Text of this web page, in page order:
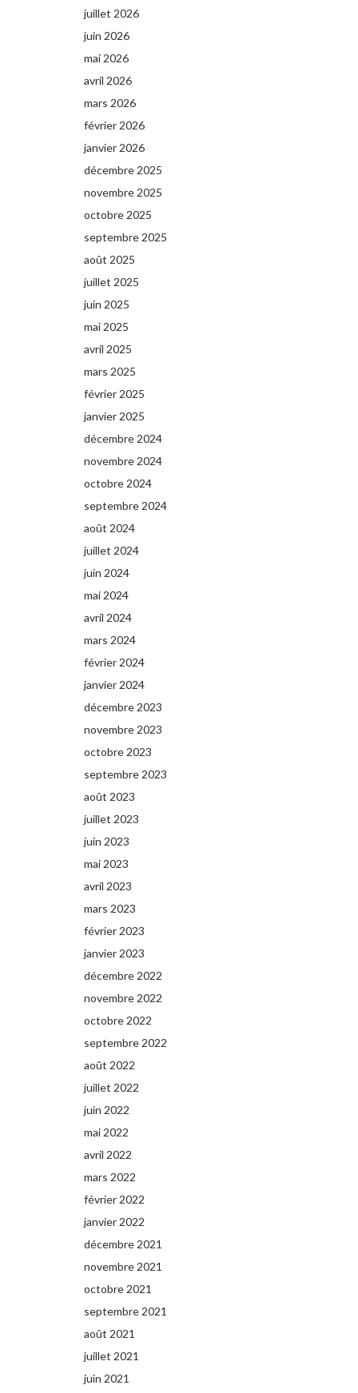
juillet 2026
juin 2026
mai 2026
avril 2026
mars 2026
février 2026
janvier 2026
décembre 2025
novembre 2025
octobre 2025
septembre 2025
août 2025
juillet 2025
juin 2025
mai 2025
avril 2025
mars 2025
février 2025
janvier 2025
décembre 2024
novembre 2024
octobre 2024
septembre 2024
août 2024
juillet 2024
juin 2024
mai 2024
avril 2024
mars 2024
février 2024
janvier 2024
décembre 2023
novembre 2023
octobre 2023
septembre 2023
août 2023
juillet 2023
juin 2023
mai 2023
avril 2023
mars 2023
février 2023
janvier 2023
décembre 2022
novembre 2022
octobre 2022
septembre 2022
août 2022
juillet 2022
juin 2022
mai 2022
avril 2022
mars 2022
février 2022
janvier 2022
décembre 2021
novembre 2021
octobre 2021
septembre 2021
août 2021
juillet 2021
juin 2021